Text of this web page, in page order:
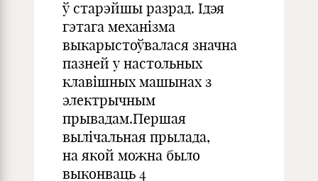
ў старэйшы разрад. Ідэя
гэтага механізма
выкарыстоўвалася значна
пазней у настольных
клавішных машынах з
электрычным
прывадам.Першая
вылічальная прылада,
на якой можна было
выконваць 4